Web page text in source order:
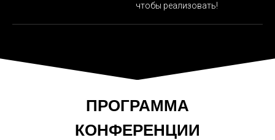
чтобы реализовать!
ПРОГРАММА
КОНФЕРЕНЦИИ